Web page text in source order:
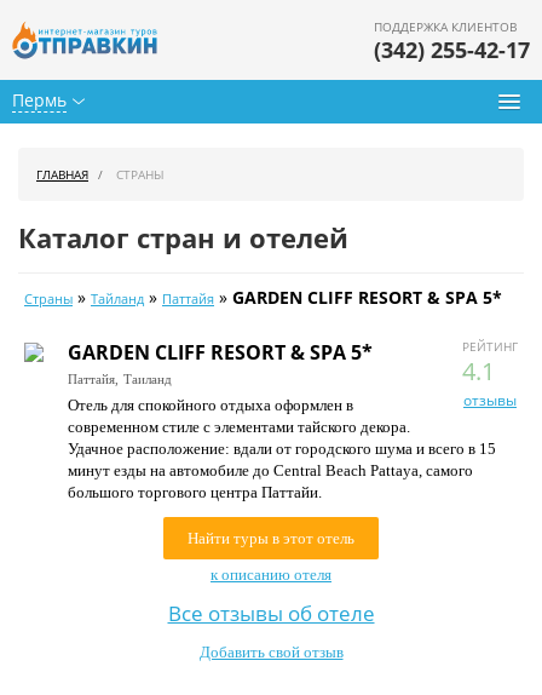
Пермь
ПОДДЕРЖКА КЛИЕНТОВ
(342) 255-42-17
Календарь туров
Цены дня
Страны
Как купить
ГЛАВНАЯ СТРАНЫ
Каталог стран и отелей
Страны » Тайланд » Паттайя » GARDEN CLIFF RESORT & SPA 5*
РЕЙТИНГ
4.1
отзывы
GARDEN CLIFF RESORT & SPA 5*
Паттайя, Таиланд
Отель для спокойного отдыха оформлен в
современном стиле с элементами тайского декора.
Удачное расположение: вдали от городского шума и всего в 15
минут езды на автомобиле до Central Beach Pattaya, самого
большого торгового центра Паттайи.
Найти туры в этот отель
к описанию отеля
Все отзывы об отеле
Добавить свой отзыв